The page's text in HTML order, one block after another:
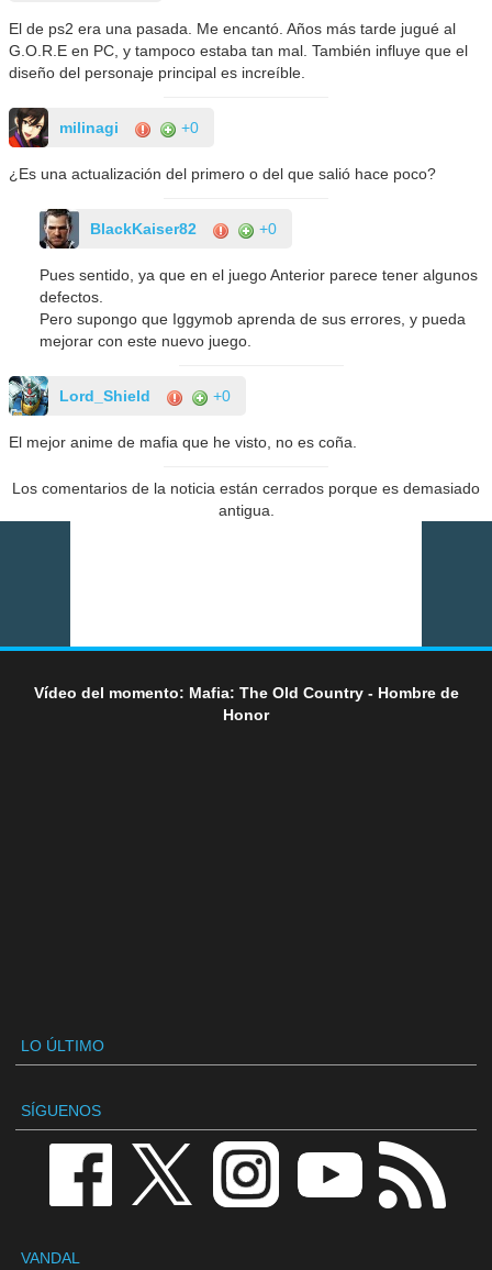
El de ps2 era una pasada. Me encantó. Años más tarde jugué al
G.O.R.E en PC, y tampoco estaba tan mal. También influye que el
diseño del personaje principal es increíble.
milinagi +0
¿Es una actualización del primero o del que salió hace poco?
BlackKaiser82 +0
Pues sentido, ya que en el juego Anterior parece tener algunos
defectos.
Pero supongo que Iggymob aprenda de sus errores, y pueda
mejorar con este nuevo juego.
Lord_Shield +0
El mejor anime de mafia que he visto, no es coña.
Los comentarios de la noticia están cerrados porque es demasiado
antigua.
Vídeo del momento: Mafia: The Old Country - Hombre de
Honor
LO ÚLTIMO
SÍGUENOS
VANDAL